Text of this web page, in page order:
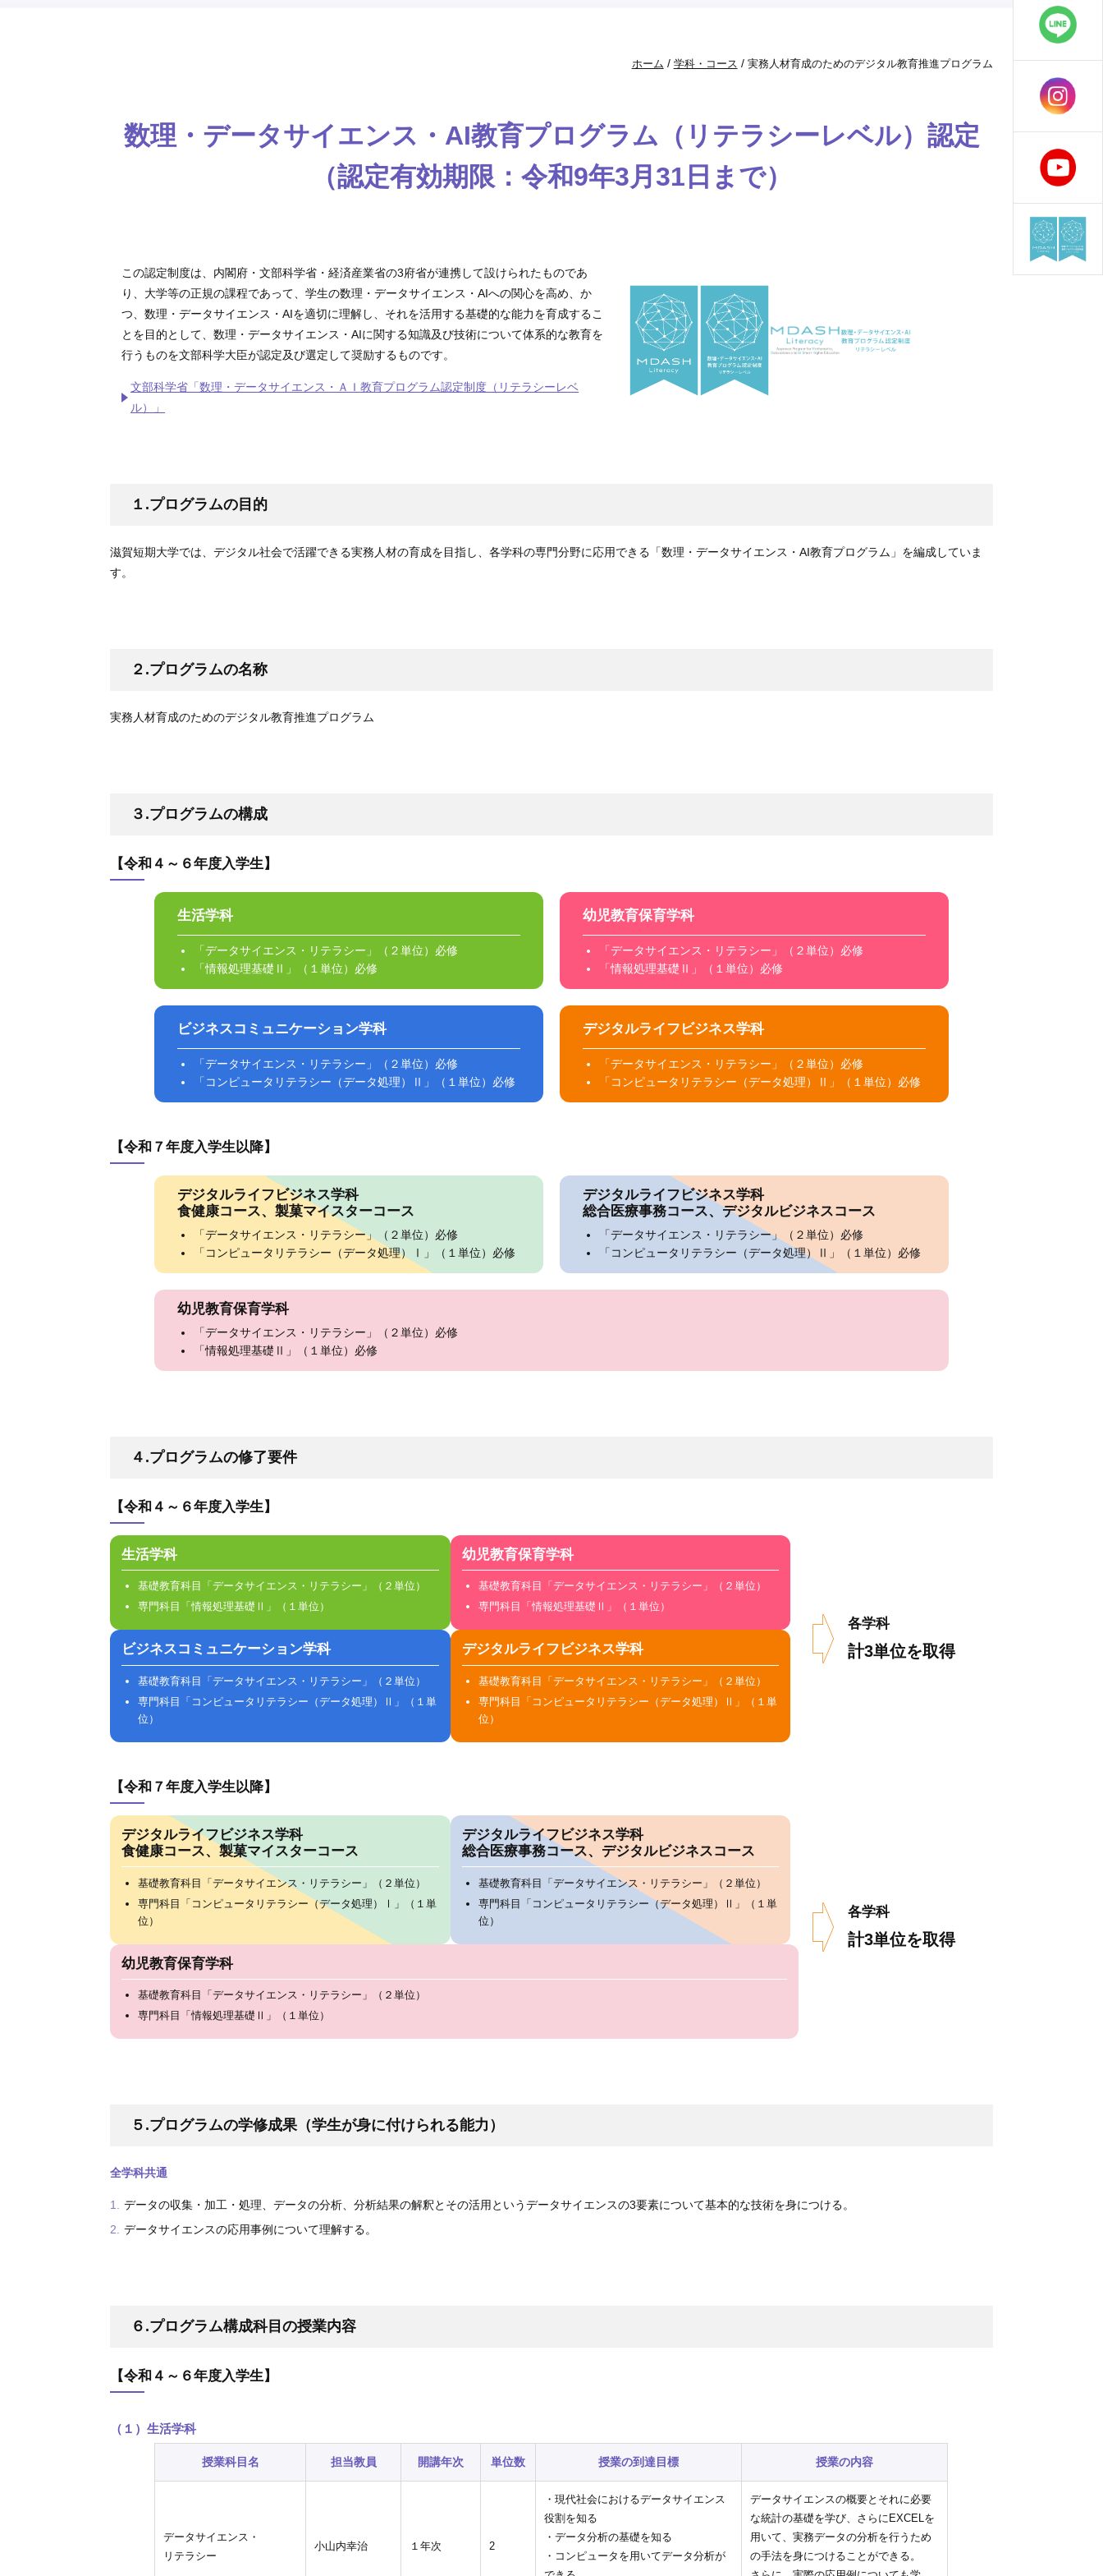
ホーム / 学科・コース / 実務人材育成のためのデジタル教育推進プログラム
数理・データサイエンス・AI教育プログラム（リテラシーレベル）認定
（認定有効期限：令和9年3月31日まで）
この認定制度は、内閣府・文部科学省・経済産業省の3府省が連携して設けられたものであ
り、大学等の正規の課程であって、学生の数理・データサイエンス・AIへの関心を高め、か
つ、数理・データサイエンス・AIを適切に理解し、それを活用する基礎的な能力を育成するこ
とを目的として、数理・データサイエンス・AIに関する知識及び技術について体系的な教育を
行うものを文部科学大臣が認定及び選定して奨励するものです。
文部科学省「数理・データサイエンス・ＡＩ教育プログラム認定制度（リテラシーレベ
ル）」
１.プログラムの目的
滋賀短期大学では、デジタル社会で活躍できる実務人材の育成を目指し、各学科の専門分野に応用できる「数理・データサイエンス・AI教育プログラム」を編成していま
す。
２.プログラムの名称
実務人材育成のためのデジタル教育推進プログラム
３.プログラムの構成
【令和４～６年度入学生】
生活学科
「データサイエンス・リテラシー」（２単位）必修
「情報処理基礎Ⅱ」（１単位）必修
幼児教育保育学科
「データサイエンス・リテラシー」（２単位）必修
「情報処理基礎Ⅱ」（１単位）必修
ビジネスコミュニケーション学科
「データサイエンス・リテラシー」（２単位）必修
「コンピュータリテラシー（データ処理）Ⅱ」（１単位）必修
デジタルライフビジネス学科
「データサイエンス・リテラシー」（２単位）必修
「コンピュータリテラシー（データ処理）Ⅱ」（１単位）必修
【令和７年度入学生以降】
デジタルライフビジネス学科
食健康コース、製菓マイスターコース
「データサイエンス・リテラシー」（２単位）必修
「コンピュータリテラシー（データ処理）Ⅰ」（１単位）必修
デジタルライフビジネス学科
総合医療事務コース、デジタルビジネスコース
「データサイエンス・リテラシー」（２単位）必修
「コンピュータリテラシー（データ処理）Ⅱ」（１単位）必修
幼児教育保育学科
「データサイエンス・リテラシー」（２単位）必修
「情報処理基礎Ⅱ」（１単位）必修
４.プログラムの修了要件
【令和４～６年度入学生】
生活学科
基礎教育科目「データサイエンス・リテラシー」（２単位）
専門科目「情報処理基礎Ⅱ」（１単位）
幼児教育保育学科
基礎教育科目「データサイエンス・リテラシー」（２単位）
専門科目「情報処理基礎Ⅱ」（１単位）
ビジネスコミュニケーション学科
基礎教育科目「データサイエンス・リテラシー」（２単位）
専門科目「コンピュータリテラシー（データ処理）Ⅱ」（１単
位）
デジタルライフビジネス学科
基礎教育科目「データサイエンス・リテラシー」（２単位）
専門科目「コンピュータリテラシー（データ処理）Ⅱ」（１単
位）
各学科
計3単位を取得
【令和７年度入学生以降】
デジタルライフビジネス学科
食健康コース、製菓マイスターコース
基礎教育科目「データサイエンス・リテラシー」（２単位）
専門科目「コンピュータリテラシー（データ処理）Ⅰ」（１単
位）
デジタルライフビジネス学科
総合医療事務コース、デジタルビジネスコース
基礎教育科目「データサイエンス・リテラシー」（２単位）
専門科目「コンピュータリテラシー（データ処理）Ⅱ」（１単
位）
幼児教育保育学科
基礎教育科目「データサイエンス・リテラシー」（２単位）
専門科目「情報処理基礎Ⅱ」（１単位）
各学科
計3単位を取得
５.プログラムの学修成果（学生が身に付けられる能力）
全学科共通
データの収集・加工・処理、データの分析、分析結果の解釈とその活用というデータサイエンスの3要素について基本的な技術を身につける。
データサイエンスの応用事例について理解する。
６.プログラム構成科目の授業内容
【令和４～６年度入学生】
（１）生活学科
授業科目名 担当教員 開講年次 単位数 授業の到達目標 授業の内容
データサイエンス・
リテラシー
小山内幸治 １年次 2
・現代社会におけるデータサイエンス
役割を知る
・データ分析の基礎を知る
・コンピュータを用いてデータ分析が
データサイエンスの概要とそれに必要
な統計の基礎を学び、さらにEXCELを
用いて、実務データの分析を行うため
の手法を身につけることができる。